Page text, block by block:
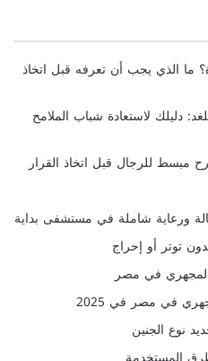
ما الذي يجب أن تعرفه قبل اتخاذ
دليلك لاستعادة شباب الملامح
مبسط للرجال قبل اتخاذ القرار
ورعاية شاملة في مستشفى بداية
توتر أو إحراج
في مصر
في مصر في 2025
نوع الجنين